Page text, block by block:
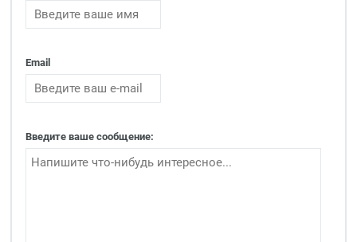
Email
Введите ваше сообщение: